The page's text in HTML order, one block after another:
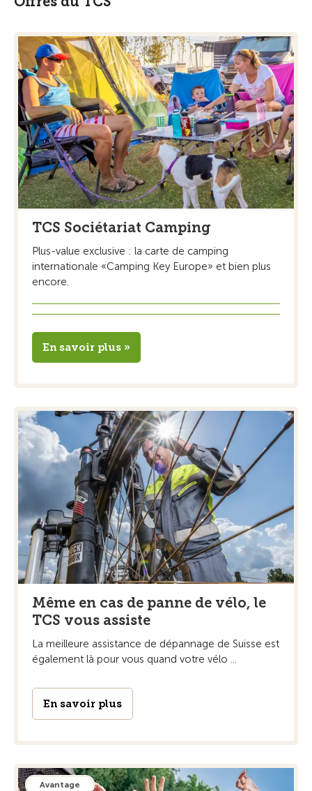
TCS Sociétariat Camping
Plus-value exclusive : la carte de camping
internationale «Camping Key Europe» et bien plus
encore.
En savoir plus »
Même en cas de panne de vélo, le
TCS vous assiste
La meilleure assistance de dépannage de Suisse est
également là pour vous quand votre vélo ...
En savoir plus
Avantage